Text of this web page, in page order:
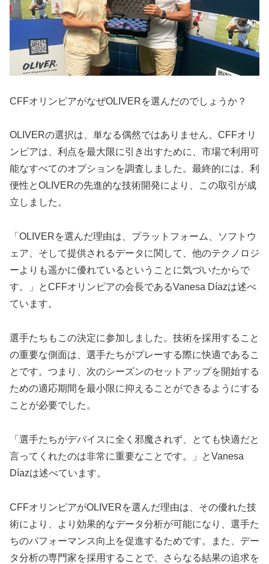
CFFオリンピアがなぜOLIVERを選んだのでしょうか？
OLIVERの選択は、単なる偶然ではありません。CFFオリ
ンピアは、利点を最大限に引き出すために、市場で利用可
能なすべてのオプションを調査しました。最終的には、利
便性とOLIVERの先進的な技術開発により、この取引が成
立しました。
「OLIVERを選んだ理由は、プラットフォーム、ソフトウ
ェア、そして提供されるデータに関して、他のテクノロジ
ーよりも遥かに優れているということに気づいたからで
す。」とCFFオリンピアの会長であるVanesa Díazは述べ
ています。
選手たちもこの決定に参加しました。技術を採用すること
の重要な側面は、選手たちがプレーする際に快適であるこ
とです。つまり、次のシーズンのセットアップを開始する
ための適応期間を最小限に抑えることができるようにする
ことが必要でした。
「選手たちがデバイスに全く邪魔されず、とても快適だと
言ってくれたのは非常に重要なことです。」とVanesa
Díazは述べています。
CFFオリンピアがOLIVERを選んだ理由は、その優れた技
術により、より効果的なデータ分析が可能になり、選手た
ちのパフォーマンス向上を促進するためです。また、デー
タ分析の専門家を採用することで、さらなる結果の追求を